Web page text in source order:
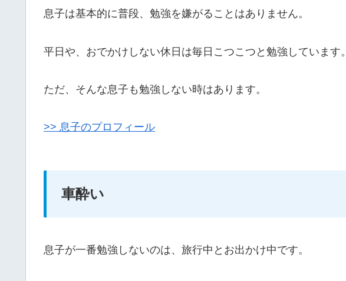
息子は基本的に普段、勉強を嫌がることはありません。
平日や、おでかけしない休日は毎日こつこつと勉強しています。
ただ、そんな息子も勉強しない時はあります。
>> 息子のプロフィール
車酔い
息子が一番勉強しないのは、旅行中とお出かけ中です。